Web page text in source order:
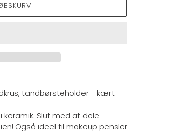
tandbørsteholder - kært
keramik. Slut med at dele
Også ideel til makeup pensler